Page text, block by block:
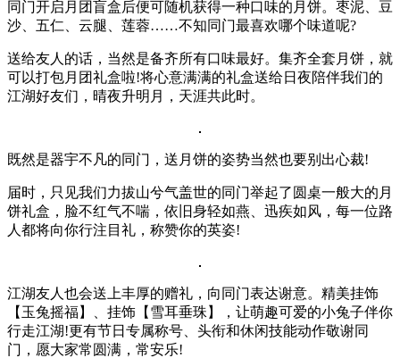
同门开启月团盲盒后便可随机获得一种口味的月饼。枣泥、豆
沙、五仁、云腿、莲蓉……不知同门最喜欢哪个味道呢?
送给友人的话，当然是备齐所有口味最好。集齐全套月饼，就
可以打包月团礼盒啦!将心意满满的礼盒送给日夜陪伴我们的
江湖好友们，晴夜升明月，天涯共此时。
既然是器宇不凡的同门，送月饼的姿势当然也要别出心裁!
届时，只见我们力拔山兮气盖世的同门举起了圆桌一般大的月
饼礼盒，脸不红气不喘，依旧身轻如燕、迅疾如风，每一位路
人都将向你行注目礼，称赞你的英姿!
江湖友人也会送上丰厚的赠礼，向同门表达谢意。精美挂饰
【玉兔摇福】、挂饰【雪耳垂珠】，让萌趣可爱的小兔子伴你
行走江湖!更有节日专属称号、头衔和休闲技能动作敬谢同
门，愿大家常圆满，常安乐!